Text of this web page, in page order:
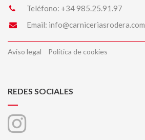
Teléfono: +34 985.25.91.97
Email: info@carniceriasrodera.com
Aviso legal Política de cookies
REDES SOCIALES